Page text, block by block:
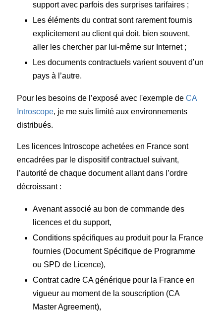
support avec parfois des surprises tarifaires ;
Les éléments du contrat sont rarement fournis
explicitement au client qui doit, bien souvent,
aller les chercher par lui-même sur Internet ;
Les documents contractuels varient souvent d’un
pays à l’autre.
Pour les besoins de l’exposé avec l'exemple deCA
Introscope, je me suis limité aux environnements
distribués.
Les licences Introscope achetées en France sont
encadrées par le dispositif contractuel suivant,
l’autorité de chaque document allant dans l’ordre
décroissant :
Avenant associé au bon de commande des
licences et du support,
Conditions spécifiques au produit pour la France
fournies (Document Spécifique de Programme
ou SPD de Licence),
Contrat cadre CA générique pour la France en
vigueur au moment de la souscription (CA
Master Agreement),